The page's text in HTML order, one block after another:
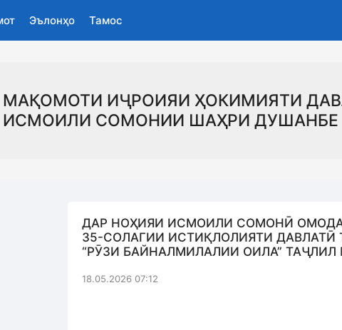
Эълонҳо Тамос
МАҚОМОТИ ИҶРОИЯИ ҲОКИМИЯТИ
ИСМОИЛИ СОМОНИИ ШАҲРИ ДУШАНБЕ
ДАР НОҲИЯИ ИСМОИЛИ СОМОНӢ
35-СОЛАГИИ ИСТИҚЛОЛИЯТИ ДАВЛАТӢ
“РӮЗИ БАЙНАЛМИЛАЛИИ ОИЛА” ТАҶЛИЛ
18.05.2026 07:12